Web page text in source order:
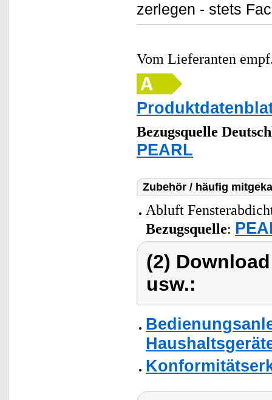
zerlegen - stets
Vom Lieferanten
Bezugsquelle
PEARL
Zubehör / häufig
Abluft
Bezugsquelle:
(2)
usw.: